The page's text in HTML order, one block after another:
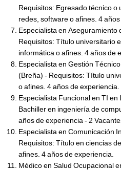
Requisitos: Egresado técnico o
redes, software o afines. 4 años
Especialista en Aseguramiento
Requisitos: Título universitario
informática o afines. 4 años de
Especialista en Gestión
(Breña) - Requisitos: Título
o afines. 4 años de experiencia.
Especialista Funcional en TI
Bachiller en ingeniería de
años de experiencia - 2
Especialista en Comunicación
Requisitos: Título en ciencias
afines. 4 años de experiencia.
Médico en Salud Ocupacional